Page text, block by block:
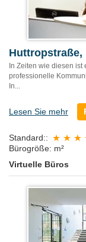
Huttropstraße,
In Zeiten wie diesen
professionelle
In...
Lesen Sie mehr
Standard::
Bürogröße: m²
Virtuelle Büros